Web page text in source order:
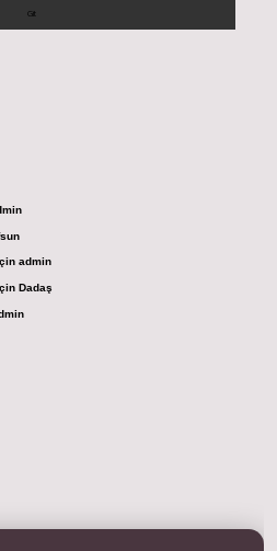
admin
Dadaş